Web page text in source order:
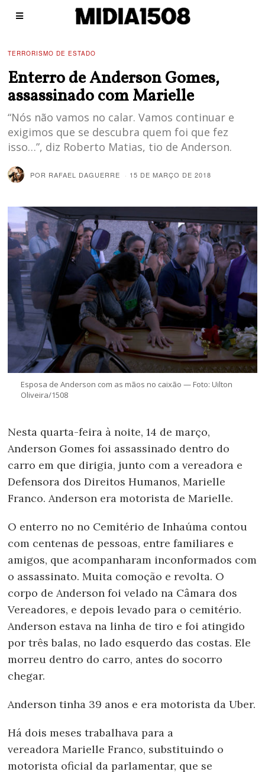
TERRORISMO DE ESTADO
Enterro de Anderson Gomes,
assassinado com Marielle
“Nós não vamos no calar. Vamos continuar e
exigimos que se descubra quem foi que fez
isso…”, diz Roberto Matias, tio de Anderson.
POR RAFAEL DAGUERRE 15 DE MARÇO DE 2018
Esposa de Anderson com as mãos no caixão — Foto: Uilton
Oliveira/1508
Nesta quarta-feira à noite, 14 de março,
Anderson Gomes foi assassinado dentro do
carro em que dirigia, junto com a vereadora e
Defensora dos Direitos Humanos, Marielle
Franco. Anderson era motorista de Marielle.
O enterro no no Cemitério de Inhaúma contou
com centenas de pessoas, entre familiares e
amigos, que acompanharam inconformados com
o assassinato. Muita comoção e revolta. O
corpo de Anderson foi velado na Câmara dos
Vereadores, e depois levado para o cemitério.
Anderson estava na linha de tiro e foi atingido
por três balas, no lado esquerdo das costas. Ele
morreu dentro do carro, antes do socorro
chegar.
Anderson tinha 39 anos e era motorista da Uber.
Há dois meses trabalhava para a
vereadora Marielle Franco, substituindo o
motorista oficial da parlamentar, que se